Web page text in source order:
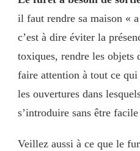
il faut rendre sa maison «
c’est à dire éviter la
toxiques, rendre les objets
faire attention à tout ce
les ouvertures dans
s’introduire sans être
Veillez aussi à ce que le